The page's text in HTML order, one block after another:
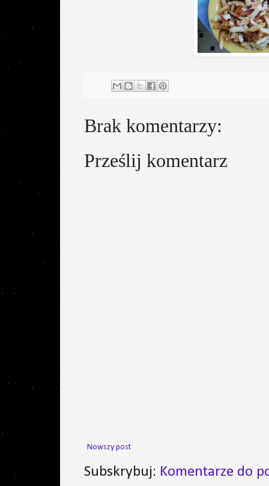
Brak komentarzy:
Prześlij komentarz
Nowszy post
Subskrybuj: Komentarze do